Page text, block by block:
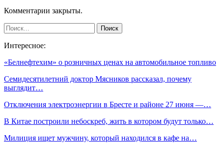
Комментарии закрыты.
Интересное:
«Белнефтехим» о розничных ценах на автомобильное топливо
Семидесятилетний доктор Мясников рассказал, почему
выглядит…
Отключения электроэнергии в Бресте и районе 27 июня —…
В Китае построили небоскреб, жить в котором будут только…
Милиция ищет мужчину, который находился в кафе на…